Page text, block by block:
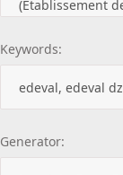
Keywords:
Generator: